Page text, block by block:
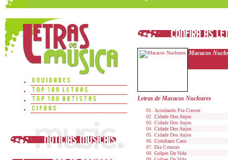
Macacos
Letras de Macacos Nucleares
Acordando Pra Crescer
Cidade Dos Anjos
Cidade Dos Anjos
Cidade Dos Anjos
Cidade Dos Anjos
Cotidiano Caos
Dia Comum
Golpes Da Vida